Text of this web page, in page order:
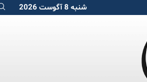
شنبه 8 آگوست 2026